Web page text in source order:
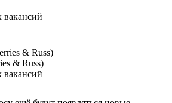
вакансий
& Russ)
вакансий